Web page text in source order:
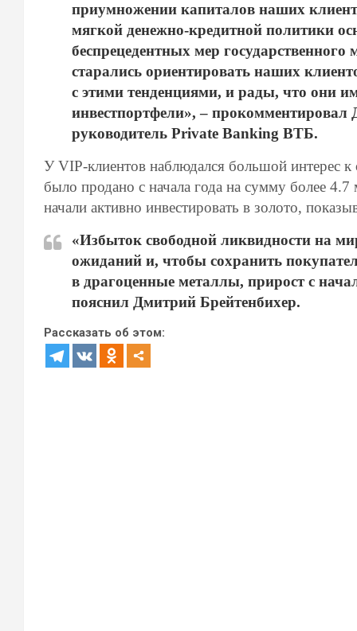
приумножении капиталов наших
мягкой денежно-кредитной политики
беспрецедентных мер
старались ориентировать наших
с этими тенденциями, и рады, что они
инвестпортфели», – прокомментировал
руководитель Private Banking ВТБ.
У VIP-клиентов наблюдался большой интерес
было продано с начала года на сумму более
начали активно инвестировать в золото,
«Избыток свободной ликвидности на
ожиданий и, чтобы сохранить
в драгоценные металлы, прирост с
пояснил Дмитрий Брейтенбихер.
Рассказать об этом: